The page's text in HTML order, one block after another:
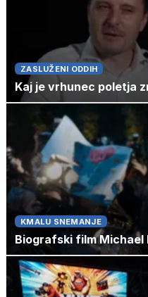
ZASLUŽENI ODDIH
Kaj je vrhunec poletja
KMALU SNEMANJE
Biografski film Michael